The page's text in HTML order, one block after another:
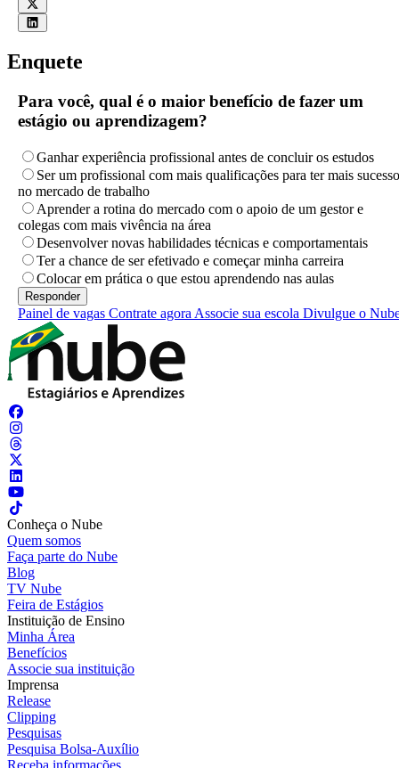
Enquete
Para você, qual é o maior benefício de fazer um
estágio ou aprendizagem?
Ganhar experiência profissional antes de concluir os estudos
Ser um profissional com mais qualificações para ter mais sucesso
no mercado de trabalho
Aprender a rotina do mercado com o apoio de um gestor e
colegas com mais vivência na área
Desenvolver novas habilidades técnicas e comportamentais
Ter a chance de ser efetivado e começar minha carreira
Colocar em prática o que estou aprendendo nas aulas
Painel de vagas Contrate agora Associe sua escola Divulgue o
Conheça o Nube
Quem somos
Faça parte do Nube
Blog
TV Nube
Feira de Estágios
Instituição de Ensino
Minha Área
Benefícios
Associe sua instituição
Imprensa
Release
Clipping
Pesquisas
Pesquisa Bolsa-Auxílio
Receba informações